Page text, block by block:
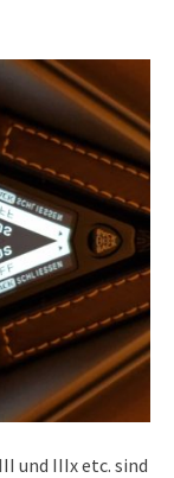
und IIIx etc. sind